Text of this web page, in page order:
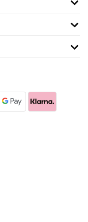
12/07/2025
hier gekauft habe, sind
klare Kaufempfehlung.